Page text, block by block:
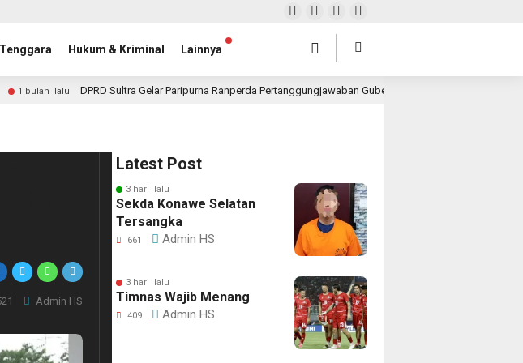
Hukum & Kriminal Lainnya
1 bulan lalu DPRD Sultra Gelar Paripurna Ranperda Pertanggungjawaban Gubernur 2025, Realisasi APBD
Admin HS
Latest Post
3 hari lalu
Sekda Konawe Selatan
Tersangka
661 Admin HS
3 hari lalu
Timnas Wajib Menang
409 Admin HS